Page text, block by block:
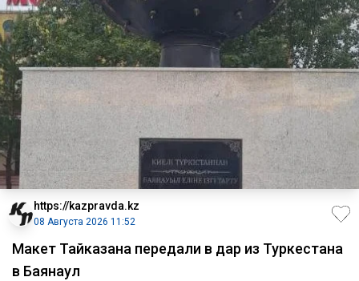
https://kazpravda.kz
08 Августа 2026 11:52
Макет Тайказана передали в дар из Туркестана
в Баянаул